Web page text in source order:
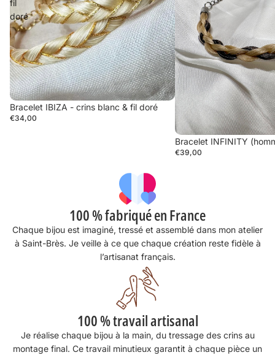
cathy pollien
Bracelets très beaux,qui nous
rappellent à jamais notre Untelo parti
Merci pour votre présence, et les
bracelets sont envoyés dans un
Anonyme
J’ai commandé un collier souvenir ,
ainsi qu’un bracelet. Je suis très
contente du résultat. C’est
magnifique.
Je suis vraiment ravie d’avoir fais
confiance à Ambre .
Je recommande à 100%.
Merci pour ses magnifiques souvenirs.
fil
doré
Bracelet IBIZA - crins blanc & fil doré
€34,00
Bracelet INFINITY
€39,00
100 % fabriqué en France
Chaque bijou est imaginé, tressé et assemblé dans mon atelier
à Saint-Brès. Je veille à ce que chaque création reste fidèle à
l’artisanat français.
100 % travail artisanal
Je réalise chaque bijou à la main, du tressage des crins au
montage final. Ce travail minutieux garantit à chaque pièce un